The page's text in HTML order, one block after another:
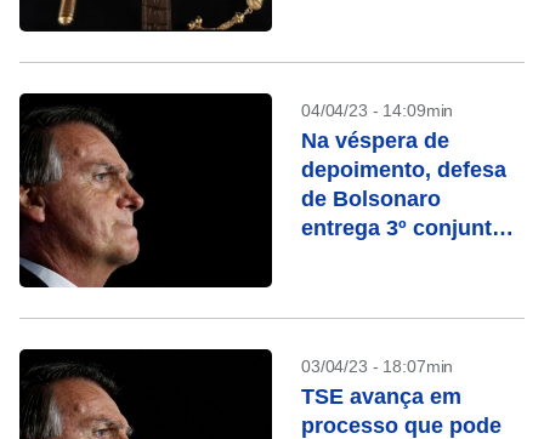
04/04/23 - 14:09min
Na véspera de
depoimento, defesa
de Bolsonaro
entrega 3º conjunto
03/04/23 - 18:07min
TSE avança em
processo que pode